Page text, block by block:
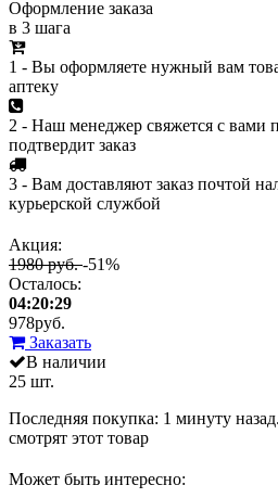
Оформление заказа
в 3 шага
1 - Вы оформляете нужный вам
аптеку
2 - Наш менеджер свяжется с вами
подтвердит заказ
3 - Вам доставляют заказ почтой
курьерской службой
Акция:
1980 руб.-51%
Осталось:
04:20:29
978руб.
Заказать
В наличии
25 шт.
Последняя покупка: 1 минуту назад
смотрят этот товар
Может быть интересно: